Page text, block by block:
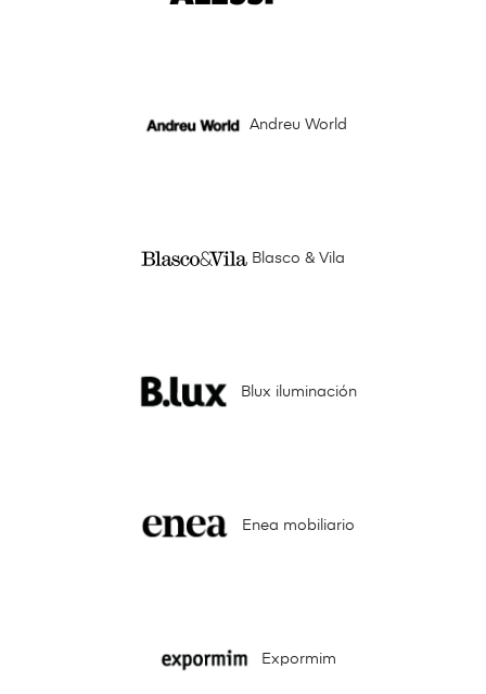
Andreu World
Blasco & Vila
Blux iluminación
Enea mobiliario
Expormim